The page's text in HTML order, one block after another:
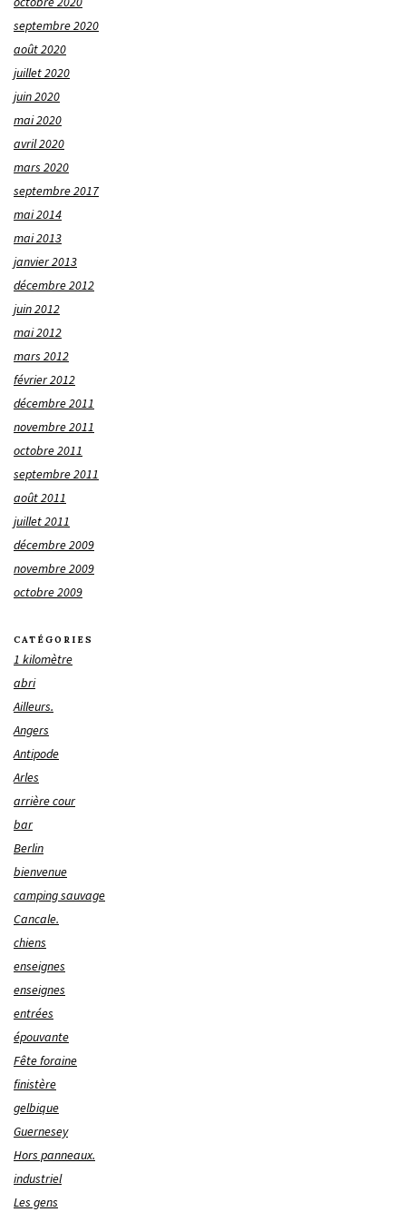
septembre 2020
août 2020
juillet 2020
juin 2020
mai 2020
avril 2020
mars 2020
septembre 2017
mai 2014
mai 2013
janvier 2013
décembre 2012
juin 2012
mai 2012
mars 2012
février 2012
décembre 2011
novembre 2011
octobre 2011
septembre 2011
août 2011
juillet 2011
décembre 2009
novembre 2009
octobre 2009
CATÉGORIES
1 kilomètre
abri
Ailleurs.
Angers
Antipode
Arles
arrière cour
bar
Berlin
bienvenue
camping sauvage
Cancale.
chiens
enseignes
enseignes
entrées
épouvante
Fête foraine
finistère
gelbique
Guernesey
Hors panneaux.
industriel
Les gens